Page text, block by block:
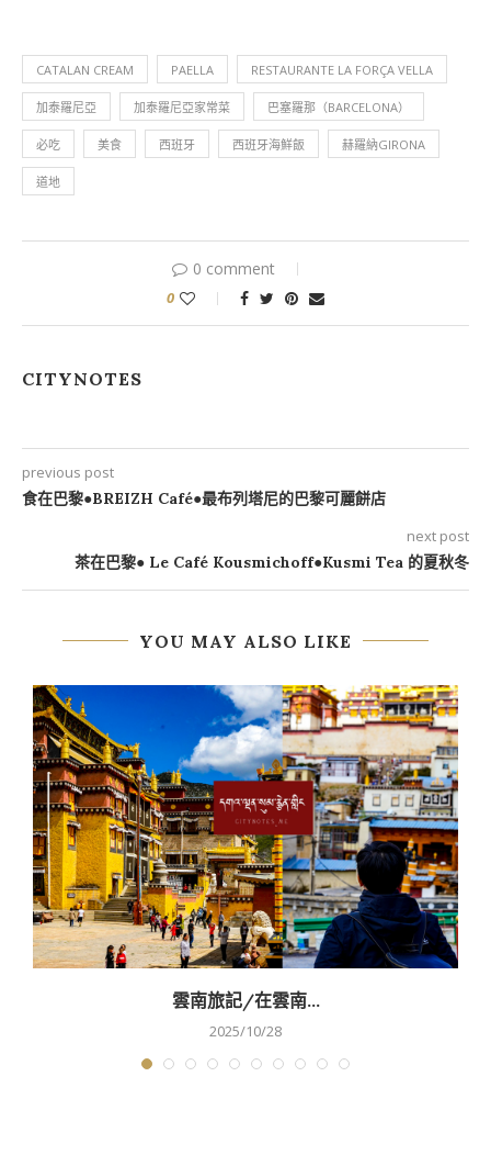
CATALAN CREAM PAELLA RESTAURANTE LA FORÇA VELLA
加泰羅尼亞 加泰羅尼亞家常菜 巴塞羅那（BARCELONA）
必吃 美食 西班牙 西班牙海鮮飯 赫羅納GIRONA
道地
0 comment
0
CITYNOTES
previous post
食在巴黎●BREIZH Café●最布列塔尼的巴黎可麗餅店
next post
茶在巴黎● Le Café Kousmichoff●Kusmi Tea 的夏秋冬
YOU MAY ALSO LIKE
雲南旅記/在雲南...
2025/10/28